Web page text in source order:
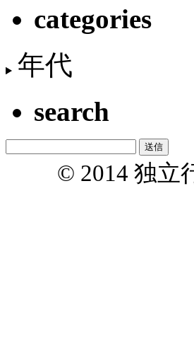
categories
年代
search
© 2014 独立